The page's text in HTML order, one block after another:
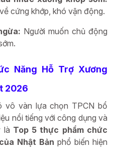
cứng khớp, khó vận động.
Người muốn chủ động
Năng Hỗ Trợ Xương
2026
vô vàn lựa chọn TPCN bổ
nổi tiếng với công dụng và
là Top 5 thực phẩm chức
Nhật Bản phổ biến hiện